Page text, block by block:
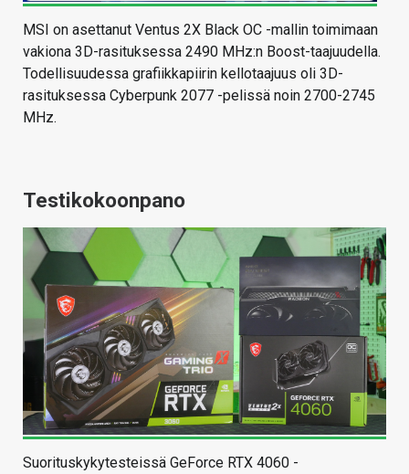
MSI on asettanut Ventus 2X Black OC -mallin toimimaan
vakiona 3D-rasituksessa 2490 MHz:n Boost-taajuudella.
Todellisuudessa grafiikkapiirin kellotaajuus oli 3D-
rasituksessa Cyberpunk 2077 -pelissä noin 2700-2745
MHz.
Testikokoonpano
Suorituskykytesteissä GeForce RTX 4060 -